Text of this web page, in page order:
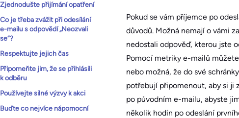
Zjednodušte přijímání opatření
Co je třeba zvážit při odesílání
e-mailu s odpovědí „Neozvali
se“?
Respektujte jejich čas
Připomeňte jim, že se přihlásili
k odběru
Používejte silné výzvy k akci
Buďte co nejvíce nápomocní
Pokud se vám příjemce po
důvodů. Možná nemají o vámi
nedostali odpověď, kterou jste
Pomocí metriky e-mailů
nebo možná, že do své
potřebují připomenout, aby si ji
po původním e-mailu, abyste
několik hodin po odeslání